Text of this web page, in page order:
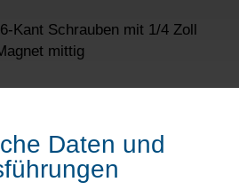
Daten und